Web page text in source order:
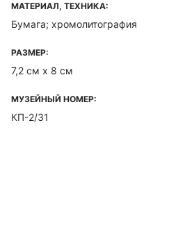
МАТЕРИАЛ, ТЕХНИКА:
Бумага; хромолитография
РАЗМЕР:
7,2 см х 8 см
МУЗЕЙНЫЙ НОМЕР:
КП-2/31